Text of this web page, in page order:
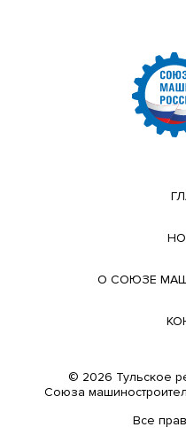
О СОЮЗЕ
© 2026 Тульское
Cоюза
Все